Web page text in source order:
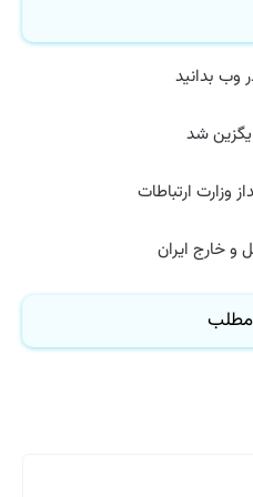
وب بدانید
شد
وزارت ارتباطات
و خارج ایران
مطلب